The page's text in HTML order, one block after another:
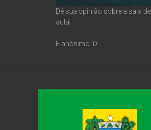
Dê sua opinião sobre a sala de
aula!
É anônimo :D